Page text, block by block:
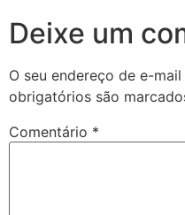
Deixe um
O seu endereço de e-
obrigatórios são
Comentário *